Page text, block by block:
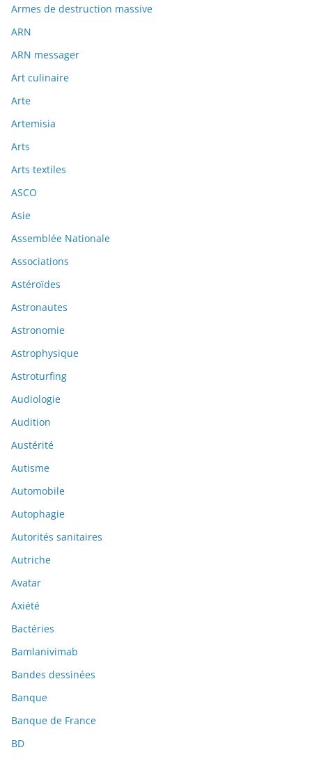
Armes de destruction massive
ARN
ARN messager
Art culinaire
Arte
Artemisia
Arts
Arts textiles
ASCO
Asie
Assemblée Nationale
Associations
Astéroïdes
Astronautes
Astronomie
Astrophysique
Astroturfing
Audiologie
Audition
Austérité
Autisme
Automobile
Autophagie
Autorités sanitaires
Autriche
Avatar
Axiété
Bactéries
Bamlanivimab
Bandes dessinées
Banque
Banque de France
BD